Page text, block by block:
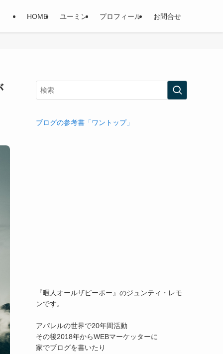
HOME ユーミン プロフィール お問合せ
ブログの参考書「ワントップ」
『暇人オールザピーポー』のジュンティ・レモ
ンです。
アパレルの世界で20年間活動
その後2018年からWEBマーケッターに
家でブログを書いたり